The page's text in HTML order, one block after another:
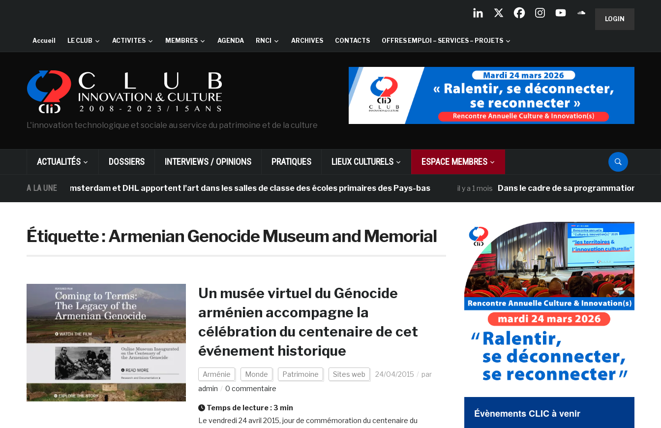
LOGIN
Accueil LE CLUB ACTIVITES MEMBRES AGENDA RNCI ARCHIVES CONTACTS OFFRES EMPLOI – SERVICES – PROJETS
L'innovation technologique et sociale au service du patrimoine et de la culture
ACTUALITÉS DOSSIERS INTERVIEWS / OPINIONS PRATIQUES LIEUX CULTURELS ESPACE MEMBRES
A LA UNE
Gogh d’Amsterdam et DHL apportent l’art dans les salles de classe des écoles primaires des Pays-bas il y a 1 mois Dans le cadre de sa programmation
Étiquette :Armenian Genocide Museum and Memorial
Un musée virtuel du Génocide
arménien accompagne la
célébration du centenaire de cet
événement historique
Arménie Monde Patrimoine Sites web 24/04/2015
par
admin
0 commentaire
Temps de lecture : 3 min
Le vendredi 24 avril 2015, jour de commémoration du centenaire du
Évènements CLIC à venir